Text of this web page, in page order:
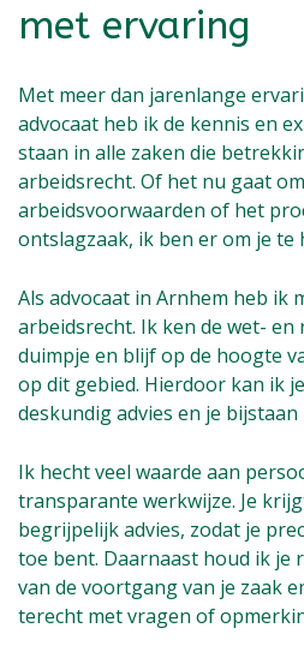
met ervaring
Met meer dan jarenlange
advocaat heb ik de kennis en
staan in alle zaken die
arbeidsrecht. Of het nu gaat
arbeidsvoorwaarden of het
ontslagzaak, ik ben er om je te
Als advocaat in Arnhem heb ik
arbeidsrecht. Ik ken de wet-
duimpje en blijf op de hoogte
op dit gebied. Hierdoor kan ik
deskundig advies en je bijstaan
Ik hecht veel waarde aan
transparante werkwijze. Je
begrijpelijk advies, zodat je
toe bent. Daarnaast houd ik je
van de voortgang van je zaak
terecht met vragen of